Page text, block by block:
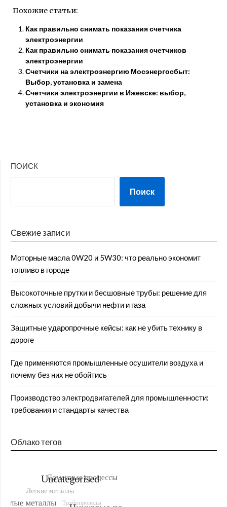
Похожие статьи:
Как правильно снимать показания счетчика
электроэнергии
Как правильно снимать показания счетчиков
электроэнергии
Счетчики на электроэнергию Мосэнергосбыт:
Выбор, установка и замена
Счетчики электроэнергии в Ижевске: выбор,
установка и экономия
ПОИСК
Поиск
Свежие записи
Моторные масла 0W20 и 5W30: что реально экономит
топливо в городе
Высокоточные прутки и бесшовные трубы: решение для
сложных условий добычи нефти и газа
Защитные ударопрочные кейсы: как не убить технику в
дороге
Где применяются промышленные осушители воздуха и
почему без них не обойтись
Производство электродвигателей для промышленности:
требования и стандарты качества
Облако тегов